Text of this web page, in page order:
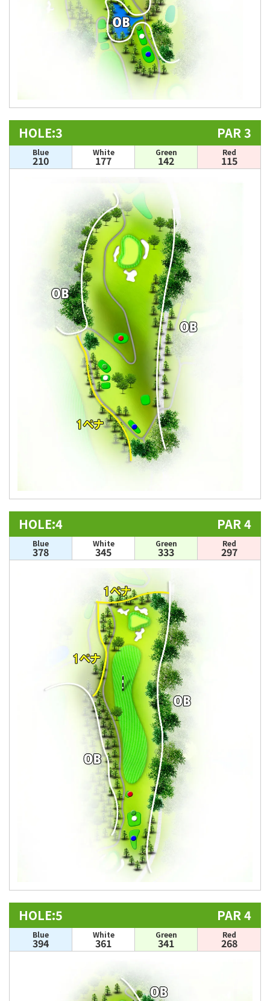
HOLE:3 PAR 3
Blue
210
White
177
Green
142
Red
115
HOLE:4 PAR 4
Blue
378
White
345
Green
333
Red
297
HOLE:5 PAR 4
Blue
394
White
361
Green
341
Red
268